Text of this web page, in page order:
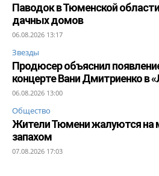
Паводок в Тюменской
дачных домов
06.08.2026 13:17
Звезды
Продюсер объяснил
концерте Вани Дмитриенко в
06.08.2026 13:00
Общество
Жители Тюмени жалуются на
запахом
07.08.2026 17:03